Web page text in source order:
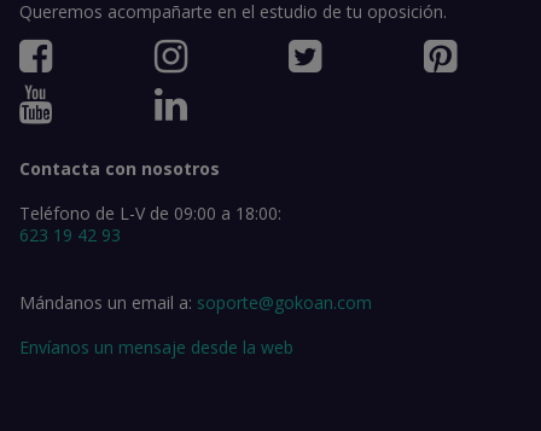
Queremos acompañarte en el estudio de tu oposición.
Contacta con nosotros
Teléfono de L-V de 09:00 a 18:00:
623 19 42 93
Mándanos un email a: soporte@gokoan.com
Envíanos un mensaje desde la web